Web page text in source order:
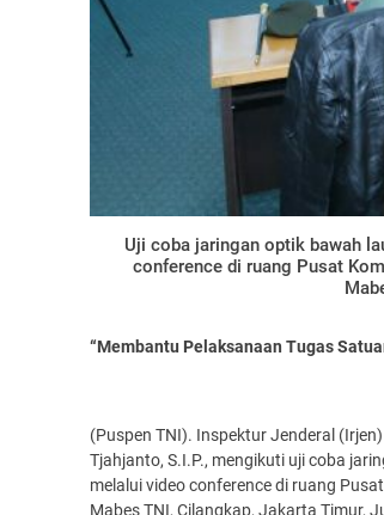
Uji coba jaringan optik bawah
conference di ruang Pusat
“Membantu Pelaksanaan Tugas
(Puspen TNI). Inspektur Jenderal
Tjahjanto, S.I.P., mengikuti uji coba
melalui video conference di ruang
Mabes TNI, Cilangkap, Jakarta Timur,